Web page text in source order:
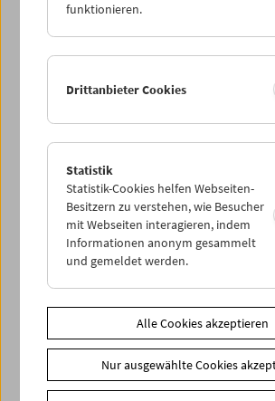
< zurück zur Übersicht
Share on
News
Newsletter
funktionieren.
Drittanbieter Cookies
Statistik
Statistik-Cookies helfen Webseiten-
Besitzern zu verstehen, wie Besucher
mit Webseiten interagieren, indem
Informationen anonym gesammelt
und gemeldet werden.
Alle Cookies akzeptieren
Nur ausgewählte Cookies